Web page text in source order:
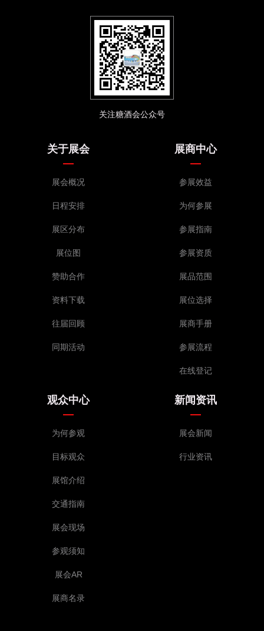
关注糖酒会公众号
关于展会
展会概况
日程安排
展区分布
展位图
赞助合作
资料下载
往届回顾
同期活动
展商中心
参展效益
为何参展
参展指南
参展资质
展品范围
展位选择
展商手册
参展流程
在线登记
观众中心
为何参观
目标观众
展馆介绍
交通指南
展会现场
参观须知
展会AR
展商名录
新闻资讯
展会新闻
行业资讯